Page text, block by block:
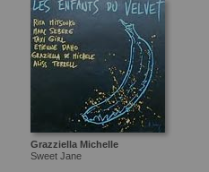
Grazziella Michelle
Sweet Jane